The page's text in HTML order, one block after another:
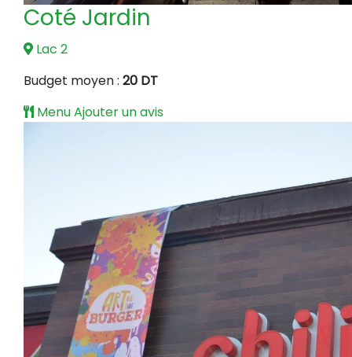
Coté Jardin
Lac 2
Budget moyen : 20 DT
MenuAjouter un avis